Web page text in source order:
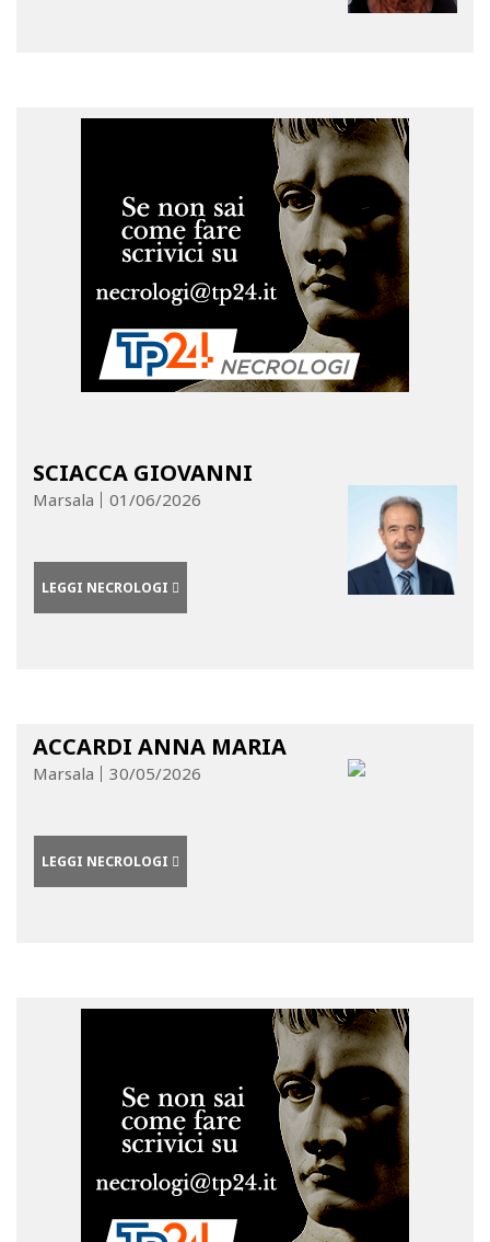
SCIACCA GIOVANNI
Marsala 01/06/2026
LEGGI NECROLOGI
ACCARDI ANNA MARIA
Marsala 30/05/2026
LEGGI NECROLOGI